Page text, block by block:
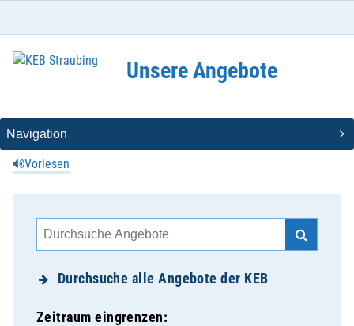
Vorlesen
Unsere Angebote
Durchsuche alle Angebote der KEB
Zeitraum eingrenzen: